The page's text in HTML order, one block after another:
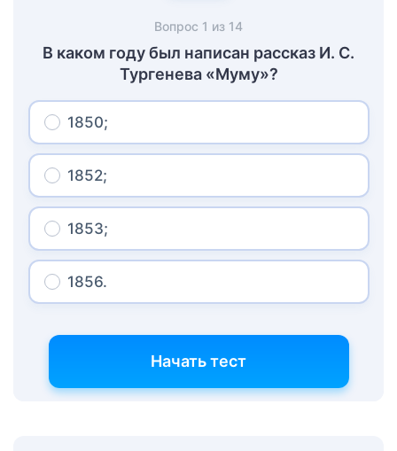
Вопрос 1 из 14
В каком году был написан рассказ И. С.
Тургенева «Муму»?
1850;
1852;
1853;
1856.
Начать тест